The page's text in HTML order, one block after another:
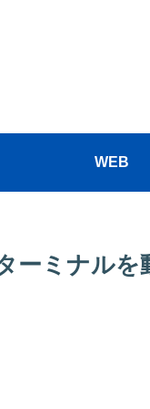
WEB
ーミナル